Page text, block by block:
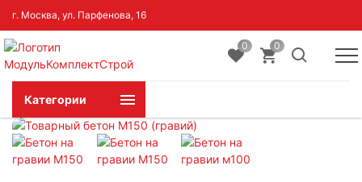
г. Москва, ул. Парфенова, 16
0 0
Категории